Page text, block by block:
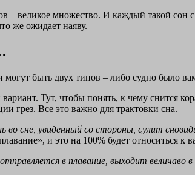
– великое множество. И каждый такой сон
же ожидает наяву.
быть двух типов – либо судно было
Тут, чтобы понять, к чему снится
грез. Все это важно для трактовки сна.
во сне, увиденный со стороны, сулит
и это на 100% будет относиться к
в плавание, выходит